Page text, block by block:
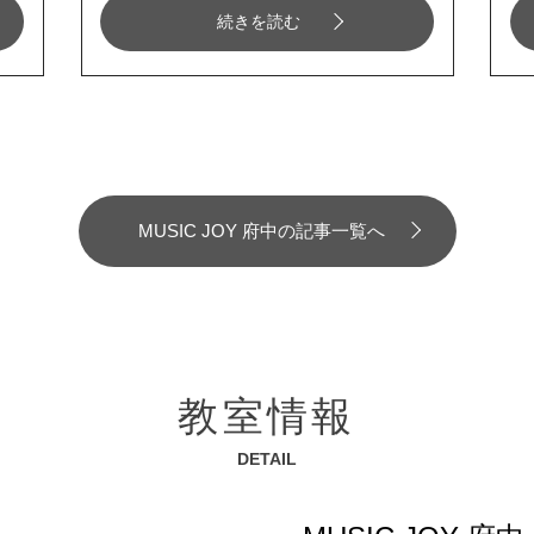
続きを読む
MUSIC JOY 府中の記事一覧へ
教室情報
DETAIL